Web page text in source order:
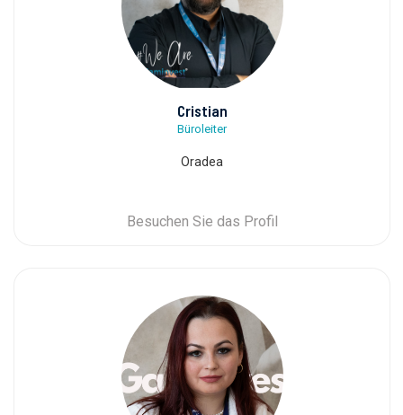
Cristian
Büroleiter
Oradea
Besuchen Sie das Profil